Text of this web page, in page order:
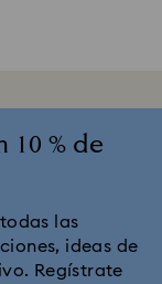
10 % de
las
ideas de
Regístrate